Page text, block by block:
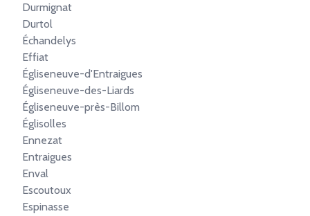
Durmignat
Durtol
Échandelys
Effiat
Égliseneuve-d'Entraigues
Égliseneuve-des-Liards
Égliseneuve-près-Billom
Églisolles
Ennezat
Entraigues
Enval
Escoutoux
Espinasse